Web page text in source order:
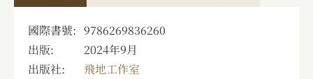
國際書號: 9786269836260
出版:
2024年9月
出版社:
飛地工作室